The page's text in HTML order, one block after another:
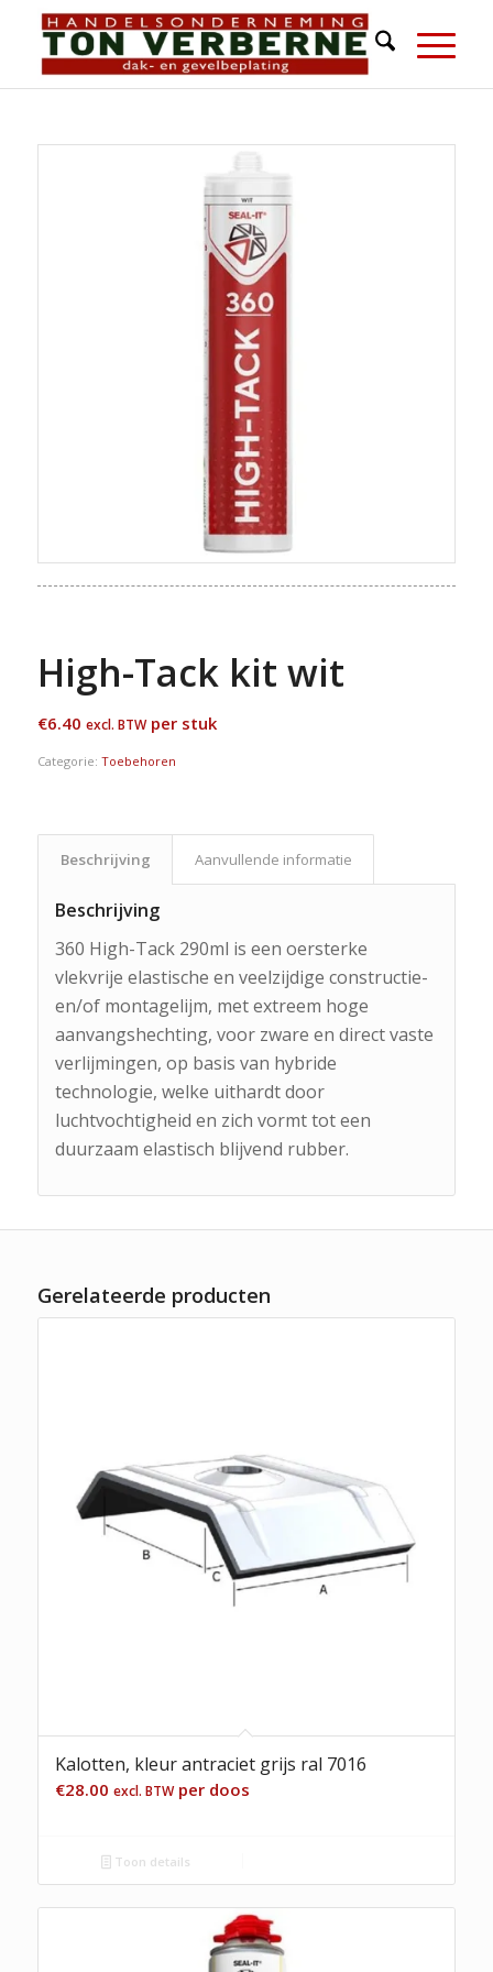
High-Tack kit wit
€6.40 excl. BTWper stuk
Categorie: Toebehoren
Beschrijving Aanvullende informatie
Beschrijving
360 High-Tack 290ml is een oersterke
vlekvrije elastische en veelzijdige constructie-
en/of montagelijm, met extreem hoge
aanvangshechting, voor zware en direct vaste
verlijmingen, op basis van hybride
technologie, welke uithardt door
luchtvochtigheid en zich vormt tot een
duurzaam elastisch blijvend rubber.
Gerelateerde producten
Kalotten, kleur antraciet grijs ral 7016
€28.00 excl. BTWper doos
Toon details